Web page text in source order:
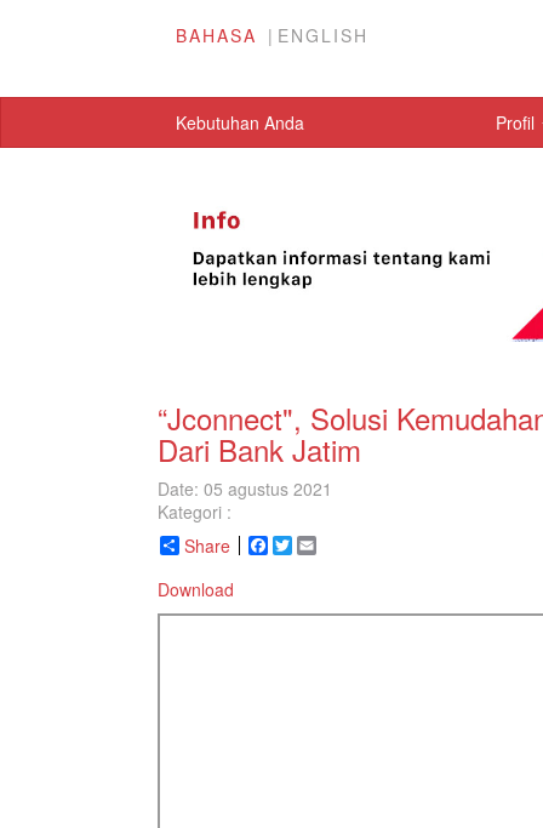
BAHASA ENGLISH
Kebutuhan Anda Profil
“Jconnect", Solusi
Dari Bank Jatim
Date: 05 agustus 2021
Kategori :
Share
Facebook
Twitter
Download